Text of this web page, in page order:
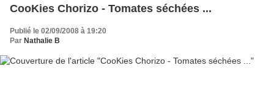
CooKies Chorizo - Tomates séchées ...
Publié le 02/09/2008 à 19:20
Par Nathalie B